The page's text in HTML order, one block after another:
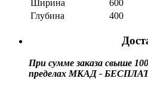
Ширина
600
Глубина
400
При сумме заказа свыше
пределах МКАД -